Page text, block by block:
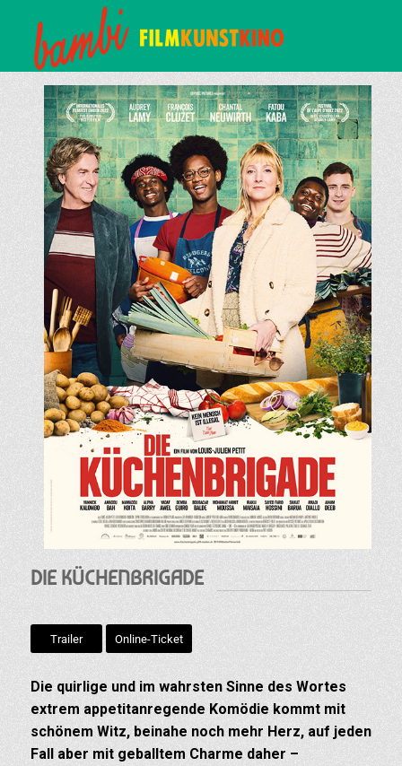
DIE KÜCHENBRIGADE
Trailer Online-Ticket
Die quirlige und im wahrsten Sinne des Wortes
extrem appetitanregende Komödie kommt mit
schönem Witz, beinahe noch mehr Herz, auf jeden
Fall aber mit geballtem Charme daher –